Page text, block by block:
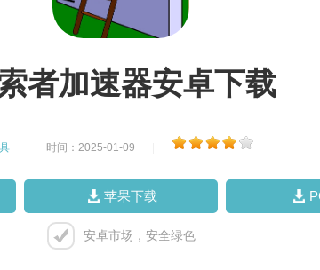
者加速器安卓下载
时间：2025-01-09
苹果下载
安卓市场，安全绿色